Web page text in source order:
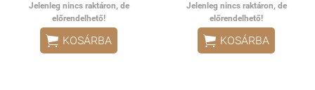
Jelenleg nincs raktáron, de
előrendelhető!
 KOSÁRBA
Jelenleg nincs raktáron, de
előrendelhető!
 KOSÁRBA